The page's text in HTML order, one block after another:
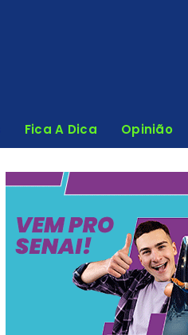
Fica A Dica Opinião